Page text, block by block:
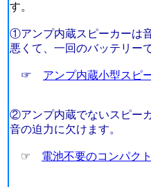
す。
①アンプ内蔵スピーカーは
悪くて、一回のバッテリー
☞ アンプ内蔵小型スピ
②アンプ内蔵でないスピー
音の迫力に欠けます。
☞ 電池不要のコンパク